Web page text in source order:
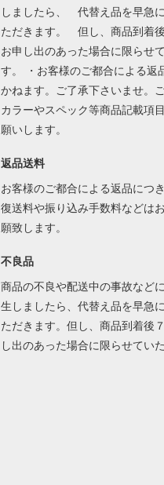
しましたら、 代替え品を早急
ただきます。 但し、商品到着
お申し出のあった場合に限らせ
す。 ・お客様のご都合による返
かねます。ご了承下さいませ。
カラーやスペック等商品記載項
願いします。
返品送料
お客様のご都合による返品につ
復送料や振り込み手数料などは
願致します。
不良品
商品の不良や配送中の事故など
生しましたら、代替え品を早急
ただきます。但し、商品到着後
し出のあった場合に限らせてい